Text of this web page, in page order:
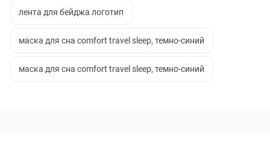
лента для бейджа логотип
маска для сна comfort travel sleep, темно-синий
маска для сна comfort travel sleep, темно-синий